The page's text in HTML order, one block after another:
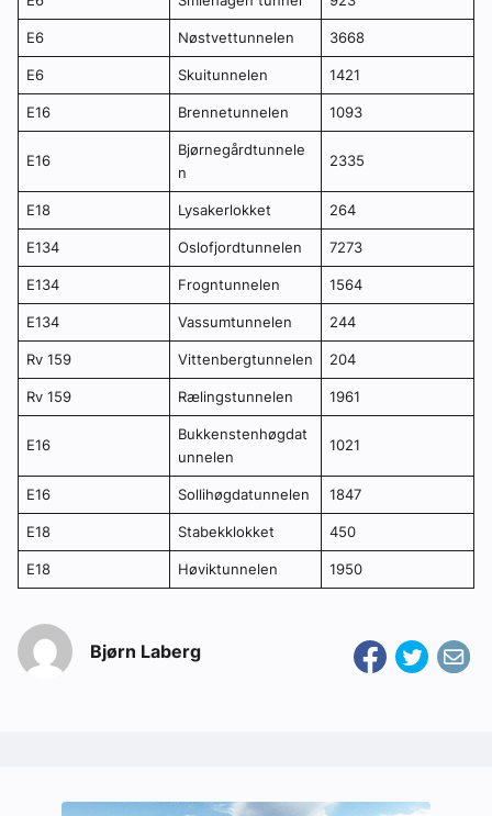
E6 Nøstvettunnelen 3668
E6 Skuitunnelen 1421
E16 Brennetunnelen 1093
E16
Bjørnegårdtunnele
n
2335
E18 Lysakerlokket 264
E134 Oslofjordtunnelen 7273
E134 Frogntunnelen 1564
E134 Vassumtunnelen 244
Rv 159 Vittenbergtunnelen 204
Rv 159 Rælingstunnelen 1961
E16
Bukkenstenhøgdat
unnelen
1021
E16 Sollihøgdatunnelen 1847
E18 Stabekklokket 450
E18 Høviktunnelen 1950
Bjørn Laberg